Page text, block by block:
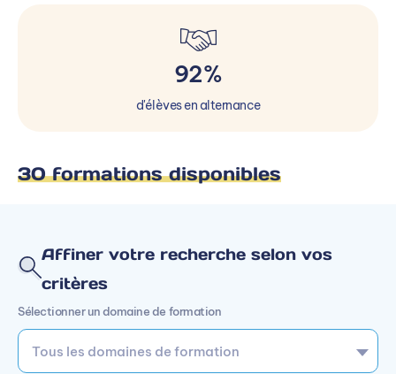
92%
d'élèves en alternance
30 formations disponibles
Affiner votre recherche selon vos
critères
Sélectionner un domaine de formation